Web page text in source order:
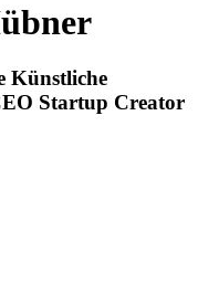
Künstliche
Startup Creator